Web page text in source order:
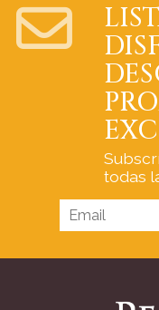
todas